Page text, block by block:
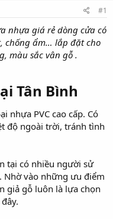
#1
nhựa giá rẻ dòng cửa có
chống ẩm… lắp đặt cho
màu sắc vân gỗ .
Tân Bình​
nhựa PVC cao cấp. Có
độ ngoài trời, tránh tình
tại có nhiều người sử
Nhờ vào những ưu điểm
giả gỗ luôn là lựa chọn